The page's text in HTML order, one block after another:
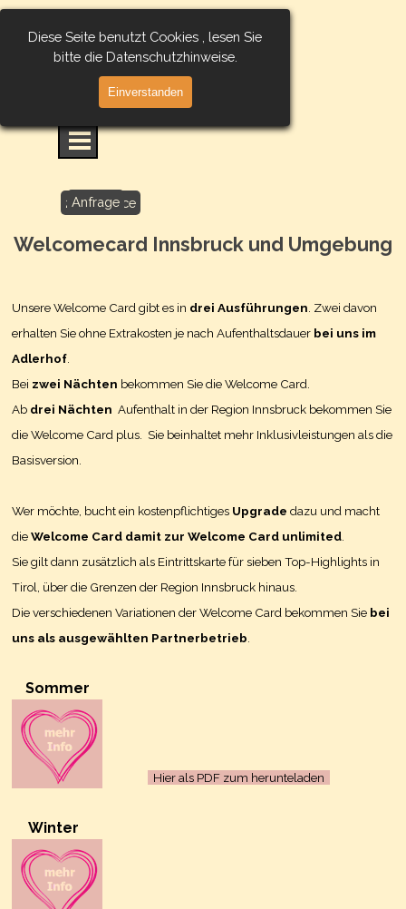
Diese Seite benutzt Cookies , lesen Sie
bitte die Datenschutzhinweise.
Einverstanden
Direkt zum Seiteninhalt
Buchen
24h Service
Anfrage
Menü überspringen
Welcomecard Innsbruck und Umgebung
Unsere Welcome Card gibt es in drei Ausführungen . Zwei davon
erhalten Sie ohne Extrakosten je nach Aufenthaltsdauer bei uns im
Adlerhof
Bei zwei Nächten bekommen Sie die Welcome Card.
Ab drei Nächten Aufenthalt in der Region Innsbruck bekommen Sie
die Welcome Card plus. Sie beinhaltet mehr Inklusivleistungen als die
Basisversion.
Wer möchte, bucht ein kostenpflichtiges Upgrade dazu und macht
dieWelcome Card damit zur Welcome Card unlimited
Sie gilt dann zusätzlich als Eintrittskarte für sieben Top-Highlights in
Tirol, über die Grenzen der Region Innsbruck hinaus.
Die verschiedenen Variationen der Welcome Card bekommen Sie bei
uns als ausgewählten Partnerbetrieb
Sommer
Hier als PDF zum herunteladen
Winter